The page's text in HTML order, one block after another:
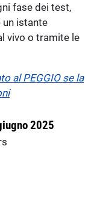
fase dei test,
un istante
vivo o tramite le
al PEGGIO se la
2025